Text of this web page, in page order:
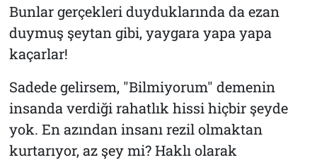
Bunlar gerçekleri duyduklarında da ezan
duymuş şeytan gibi, yaygara yapa yapa
kaçarlar!
Sadede gelirsem, "Bilmiyorum" demenin
insanda verdiği rahatlık hissi hiçbir şeyde
yok. En azından insanı rezil olmaktan
kurtarıyor, az şey mi? Haklı olarak